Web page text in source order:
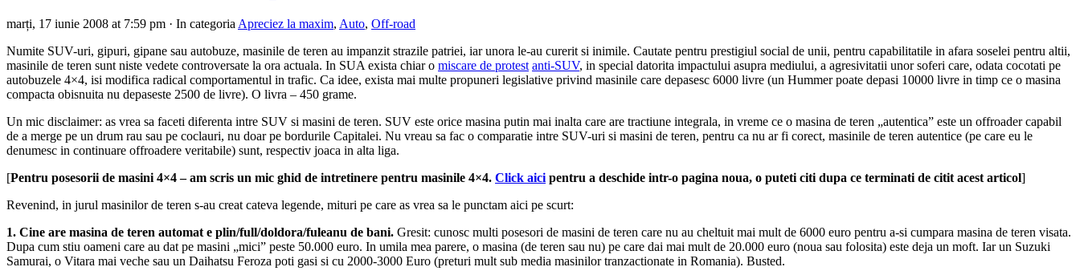
marți, 17 iunie 2008 at 7:59 pm · In categoria Apreciez la maxim, Auto, Off-road
Numite SUV-uri, gipuri, gipane sau autobuze, masinile de teren au impanzit strazile patriei, iar unora le-au curerit si inimile. Cautate pentru prestigiul social de unii, pentru capabilitatile in afara soselei pentru altii,
masinile de teren sunt niste vedete controversate la ora actuala. In SUA exista chiar o miscare de protest anti-SUV, in special datorita impactului asupra mediului, a agresivitatii unor soferi care, odata cocotati pe
autobuzele 4×4, isi modifica radical comportamentul in trafic. Ca idee, exista mai multe propuneri legislative privind masinile care depasesc 6000 livre (un Hummer poate depasi 10000 livre in timp ce o masina
compacta obisnuita nu depaseste 2500 de livre). O livra – 450 grame.
Un mic disclaimer: as vrea sa faceti diferenta intre SUV si masini de teren. SUV este orice masina putin mai inalta care are tractiune integrala, in vreme ce o masina de teren „autentica” este un offroader capabil
de a merge pe un drum rau sau pe coclauri, nu doar pe bordurile Capitalei. Nu vreau sa fac o comparatie intre SUV-uri si masini de teren, pentru ca nu ar fi corect, masinile de teren autentice (pe care eu le
denumesc in continuare offroadere veritabile) sunt, respectiv joaca in alta liga.
[Pentru posesorii de masini 4×4 – am scris un mic ghid de intretinere pentru masinile 4×4. Click aici pentru a deschide intr-o pagina noua, o puteti citi dupa ce terminati de citit acest articol]
Revenind, in jurul masinilor de teren s-au creat cateva legende, mituri pe care as vrea sa le punctam aici pe scurt:
1. Cine are masina de teren automat e plin/full/doldora/fuleanu de bani. Gresit: cunosc multi posesori de masini de teren care nu au cheltuit mai mult de 6000 euro pentru a-si cumpara masina de teren visata.
Dupa cum stiu oameni care au dat pe masini „mici” peste 50.000 euro. In umila mea parere, o masina (de teren sau nu) pe care dai mai mult de 20.000 euro (noua sau folosita) este deja un moft. Iar un Suzuki
Samurai, o Vitara mai veche sau un Daihatsu Feroza poti gasi si cu 2000-3000 Euro (preturi mult sub media masinilor tranzactionate in Romania). Busted.